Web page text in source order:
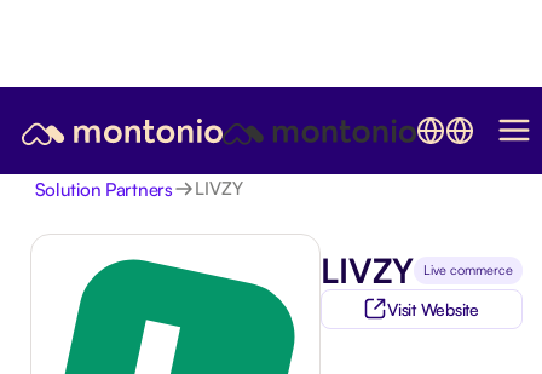
Solution Partners LIVZY
LIVZY Live commerce
Visit Website